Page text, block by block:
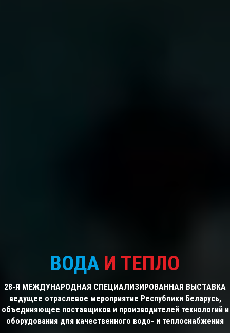
ВОДА И ТЕПЛО
28-Я МЕЖДУНАРОДНАЯ СПЕЦИАЛИЗИРОВАННАЯ ВЫСТАВКА
ведущее отраслевое мероприятие Республики Беларусь,
объединяющее поставщиков и производителей технологий и
оборудования для качественного водо- и теплоснабжения